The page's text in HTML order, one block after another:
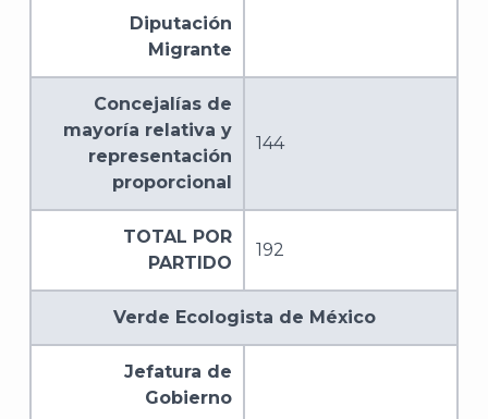
Diputación
Migrante
Concejalías de
mayoría relativa y
representación
proporcional
144
TOTAL POR
PARTIDO
192
Verde Ecologista de México
Jefatura de
Gobierno